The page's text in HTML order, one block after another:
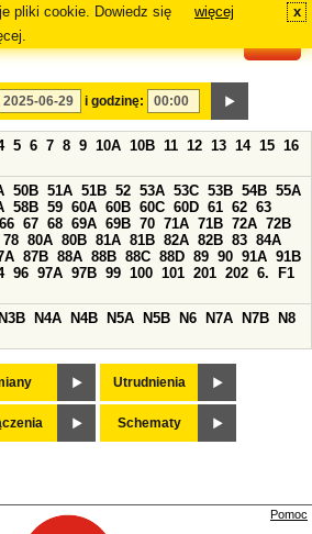
pliki cookie. Dowiedz się
więcej x
i godzinę:
5 6 7 8 9 10A 10B 11 12 13 14 15 16
50B 51A 51B 52 53A 53C 53B 54B 55A
58B 59 60A 60B 60C 60D 61 62 63
66 67 68 69A 69B 70 71A 71B 72A 72B
78 80A 80B 81A 81B 82A 82B 83 84A
87B 88A 88B 88C 88D 89 90 91A 91B
96 97A 97B 99 100 101 201 202 6.
F1
N3B N4A N4B N5A N5B N6 N7A N7B
N8
Utrudnienia
Schematy
Pomoc